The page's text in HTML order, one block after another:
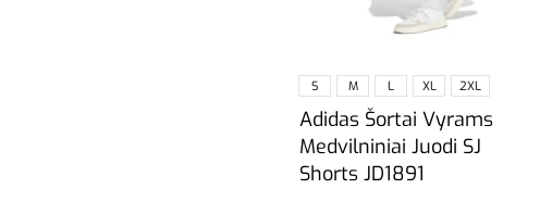
S M L XL 2XL
Adidas Šortai Vyrams
Medvilniniai Juodi SJ
Shorts JD1891